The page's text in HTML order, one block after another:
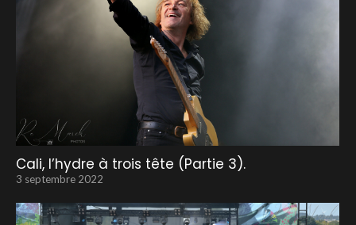
Cali, l’hydre à trois tête (Partie 3).
3 septembre 2022